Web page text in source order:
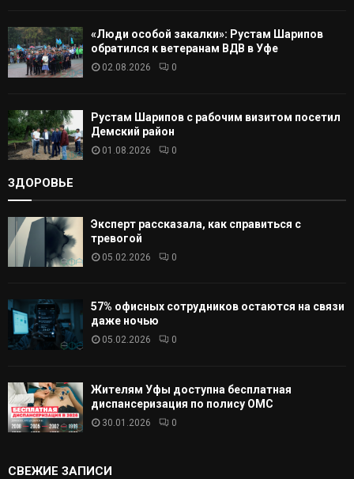
«Люди особой закалки»: Рустам Шарипов
обратился к ветеранам ВДВ в Уфе
02.08.2026 0
Рустам Шарипов с рабочим визитом посетил
Демский район
01.08.2026 0
ЗДОРОВЬЕ
Эксперт рассказала, как справиться с
тревогой
05.02.2026 0
57% офисных сотрудников остаются на связи
даже ночью
05.02.2026 0
Жителям Уфы доступна бесплатная
диспансеризация по полису ОМС
30.01.2026 0
СВЕЖИЕ ЗАПИСИ